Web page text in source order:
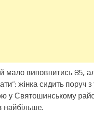
мало виповнитись 85,
жінка сидить поруч
у Святошинському
найбільше.